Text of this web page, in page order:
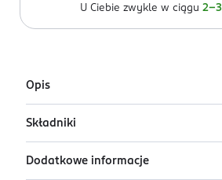
U Ciebie zwykle w ciągu 2-3
Opis
Podkład do twarzy Eveline
Perfect w odcieniu Light
Składniki
Ingredients: : AQUA, DIMETHICONE,
Dodatkowe informacje